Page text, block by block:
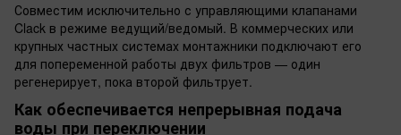
Совместим исключительно с управляющими клапанами
Clack в режиме ведущий/ведомый. В коммерческих или
крупных частных системах монтажники подключают его
для попеременной работы двух фильтров — один
регенерирует, пока второй фильтрует.
Как обеспечивается непрерывная подача
воды при переключении